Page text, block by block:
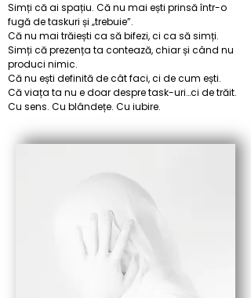
Simți că ai spațiu. Că nu mai ești prinsă într-o
fugă de taskuri și „trebuie”.
Că nu mai trăiești ca să bifezi, ci ca să simți.
Simți că prezența ta contează, chiar și când nu
produci nimic.
Că nu ești definită de cât faci, ci de cum ești.
Că viața ta nu e doar despre task-uri…ci de trăit.
Cu sens. Cu blândețe. Cu iubire.